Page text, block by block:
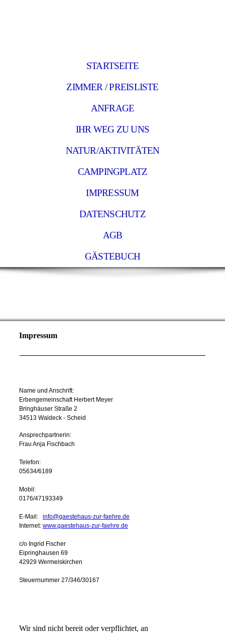
STARTSEITE
ZIMMER / PREISLISTE
ANFRAGE
IHR WEG ZU UNS
NATUR/AKTIVITÄTEN
CAMPINGPLATZ
IMPRESSUM
DATENSCHUTZ
AGB
GÄSTEBUCH
Impressum
Name und Anschrift:
Erbengemeinschaft Herbert Meyer
Bringhäuser Straße 2
34513 Waldeck - Scheid
Ansprechpartnerin:
Frau Anja Fischbach
Telefon:
05634/6189
Mobil:
0176/47193349
E-Mail: info@gaestehaus-zur-faehre.de
Internet: www.gaestehaus-zur-faehre.de
c/o Ingrid Fischer
Eipringhausen 69
42929 Wermelskirchen
Steuernummer 27/346/30167
Wir sind nicht bereit oder verpflichtet, an